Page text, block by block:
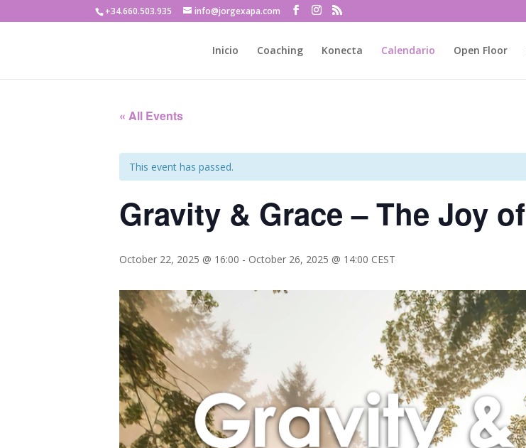
+34.660.503.935 info@jorgexapa.com
Inicio Coaching Konecta Calendario Open Floor
« All Events
This event has passed.
Gravity & Grace – The Joy
October 22, 2025 @ 16:00 - October 26, 2025 @ 14:00 CEST